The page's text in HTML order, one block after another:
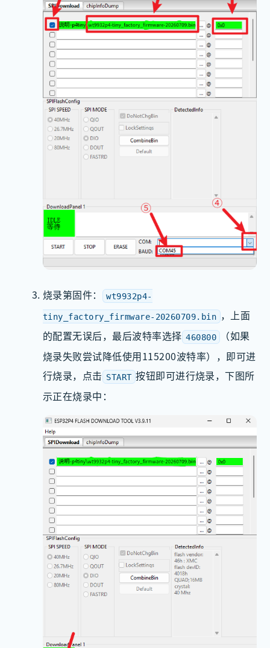
烧录第固件： wt9932p4-
tiny_factory_firmware-20260709.bin ，上面
的配置无误后，最后波特率选择 460800
（如果
烧录失败尝试降低使用115200波特率），即可进
行烧录，点击 START 按钮即可进行烧录，下图所
示正在烧录中：